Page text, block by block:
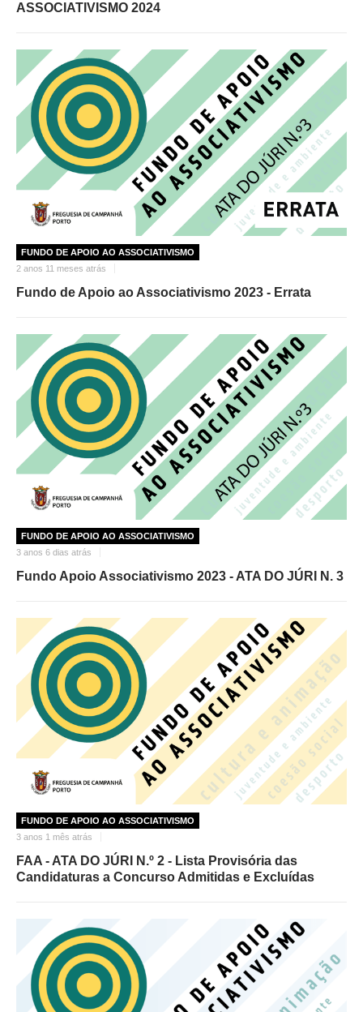
ASSOCIATIVISMO 2024
FUNDO DE APOIO AO ASSOCIATIVISMO
2 anos 11 meses atrás
Fundo de Apoio ao Associativismo 2023 - Errata
FUNDO DE APOIO AO ASSOCIATIVISMO
3 anos 6 dias atrás
Fundo Apoio Associativismo 2023 - ATA DO JÚRI N. 3
FUNDO DE APOIO AO ASSOCIATIVISMO
3 anos 1 mês atrás
FAA - ATA DO JÚRI N.º 2 - Lista Provisória das
Candidaturas a Concurso Admitidas e Excluídas